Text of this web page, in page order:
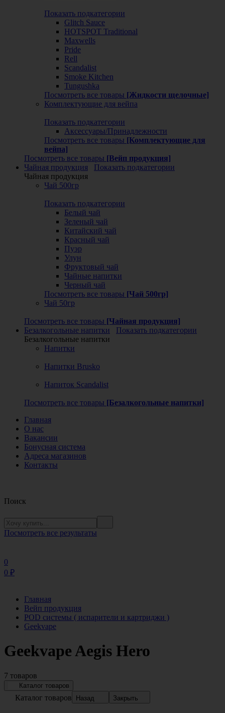
Показать подкатегории
Glitch Sauce
HOTSPOT Traditional
Maxwells
Pride
Rell
Scandalist
Smoke Kitchen
Tungushka
Посмотреть все товары [Жидкости щелочные]
Комплектующие для вейпа
Показать подкатегории
Аксессуары/Принадлежности
Посмотреть все товары [Комплектующие для
вейпа]
Посмотреть все товары [Вейп продукция]
Чайная продукция
Показать подкатегории
Чайная продукция
Чай 500гр
Показать подкатегории
Белый чай
Зеленый чай
Китайский чай
Красный чай
Пуэр
Улун
Фруктовый чай
Чайные напитки
Черный чай
Посмотреть все товары [Чай 500гр]
Чай 50гр
Посмотреть все товары [Чайная продукция]
Безалкогольные напитки
Показать подкатегории
Безалкогольные напитки
Напитки
Напитки Brusko
Напиток Scandalist
Посмотреть все товары [Безалкогольные напитки]
Главная
О нас
Вакансии
Бонусная система
Адреса магазинов
Контакты
Поиск
Посмотреть все результаты
0
0 ₽
Главная
Вейп продукция
POD системы ( испарители и картриджи )
Geekvape
Geekvape Aegis Hero
7 товаров
Каталог товаров
Каталог товаров Назад Закрыть